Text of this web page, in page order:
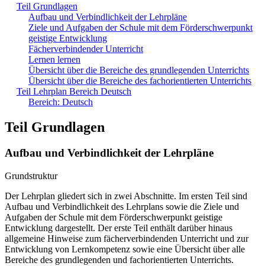
Teil Grundlagen
Aufbau und Verbindlichkeit der Lehrpläne
Ziele und Aufgaben der Schule mit dem Förderschwerpunkt
geistige Entwicklung
Fächerverbindender Unterricht
Lernen lernen
Übersicht über die Bereiche des grundlegenden Unterrichts
Übersicht über die Bereiche des fachorientierten Unterrichts
Teil Lehrplan Bereich Deutsch
Bereich: Deutsch
Teil Grundlagen
Aufbau und Verbindlichkeit der Lehrpläne
Grundstruktur
Der Lehrplan gliedert sich in zwei Abschnitte. Im ersten Teil sind
Aufbau und Verbindlichkeit des Lehrplans sowie die Ziele und
Aufgaben der Schule mit dem Förderschwerpunkt geistige
Entwicklung dargestellt. Der erste Teil enthält darüber hinaus
allgemeine Hinweise zum fächerverbindenden Unterricht und zur
Entwicklung von Lernkompetenz sowie eine Übersicht über alle
Bereiche des grundlegenden und fachorientierten Unterrichts.